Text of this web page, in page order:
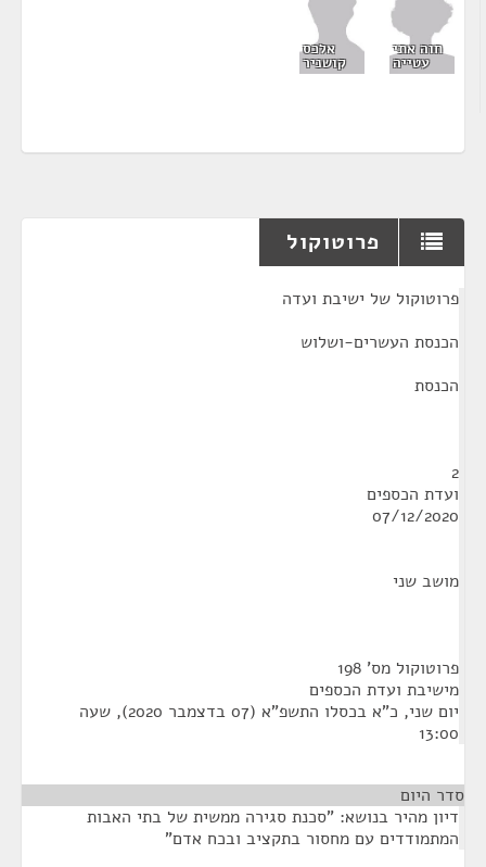
חוה אתי
עטייה
אלכס
קושניר
פרוטוקול
פרוטוקול של ישיבת ועדה
הכנסת העשרים-ושלוש
הכנסת
2
ועדת הכספים
07/12/2020
מושב שני
פרוטוקול מס' 198
מישיבת ועדת הכספים
יום שני, כ"א בכסלו התשפ"א (07 בדצמבר 2020), שעה
13:00
סדר היום
דיון מהיר בנושא: "סכנת סגירה ממשית של בתי האבות
המתמודדים עם מחסור בתקציב ובכח אדם"